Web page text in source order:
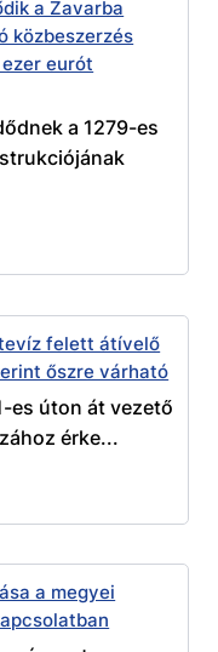
a Zavarba
közbeszerzés
eurót
a 1279-es
felett átívelő
őszre várható
es úton át vezető
érke...
a megyei